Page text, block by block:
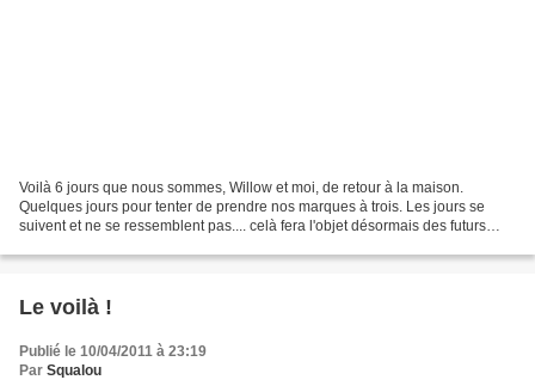
Voilà 6 jours que nous sommes, Willow et moi, de retour à la maison.
Quelques jours pour tenter de prendre nos marques à trois. Les jours se
suivent et ne se ressemblent pas.... celà fera l'objet désormais des futurs
Le voilà !
Publié le 10/04/2011 à 23:19
Par Squalou